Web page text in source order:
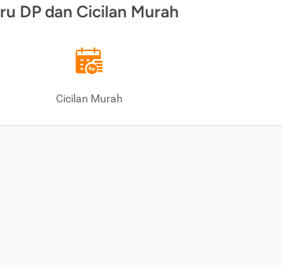
DP dan Cicilan Murah
Cicilan Murah